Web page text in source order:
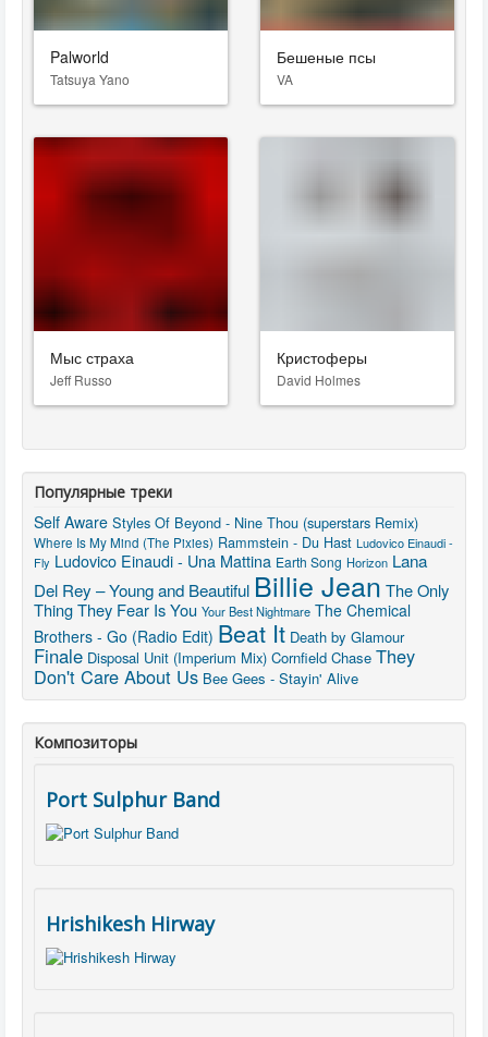
Palworld
Tatsuya Yano
Бешеные псы
VA
Мыс страха
Jeff Russo
Кристоферы
David Holmes
Популярные треки
Self Aware Styles Of Beyond - Nine Thou (superstars Remix)
Where Is My Mind (The Pixies) Rammstein - Du Hast Ludovico Einaudi -
Fly Ludovico Einaudi - Una Mattina Earth Song Horizon Lana
Del Rey – Young and Beautiful Billie Jean The Only
Thing They Fear Is You Your Best Nightmare The Chemical
Brothers - Go (Radio Edit) Beat It Death by Glamour
Finale Disposal Unit (Imperium Mix) Cornfield Chase They
Don't Care About Us Bee Gees - Stayin' Alive
Композиторы
Port Sulphur Band
Hrishikesh Hirway